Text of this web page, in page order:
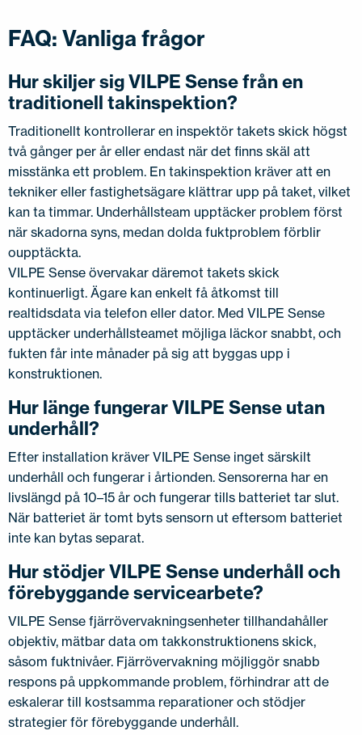
FAQ: Vanliga frågor
Hur skiljer sig VILPE Sense från en
traditionell takinspektion?
Traditionellt kontrollerar en inspektör takets skick högst
två gånger per år eller endast när det finns skäl att
misstänka ett problem. En takinspektion kräver att en
tekniker eller fastighetsägare klättrar upp på taket, vilket
kan ta timmar. Underhållsteam upptäcker problem först
när skadorna syns, medan dolda fuktproblem förblir
oupptäckta.
VILPE Sense övervakar däremot takets skick
kontinuerligt. Ägare kan enkelt få åtkomst till
realtidsdata via telefon eller dator. Med VILPE Sense
upptäcker underhållsteamet möjliga läckor snabbt, och
fukten får inte månader på sig att byggas upp i
konstruktionen.
Hur länge fungerar VILPE Sense utan
underhåll?
Efter installation kräver VILPE Sense inget särskilt
underhåll och fungerar i årtionden. Sensorerna har en
livslängd på 10–15 år och fungerar tills batteriet tar slut.
När batteriet är tomt byts sensorn ut eftersom batteriet
inte kan bytas separat.
Hur stödjer VILPE Sense underhåll och
förebyggande servicearbete?
VILPE Sense fjärrövervakningsenheter tillhandahåller
objektiv, mätbar data om takkonstruktionens skick,
såsom fuktnivåer. Fjärrövervakning möjliggör snabb
respons på uppkommande problem, förhindrar att de
eskalerar till kostsamma reparationer och stödjer
strategier för förebyggande underhåll.